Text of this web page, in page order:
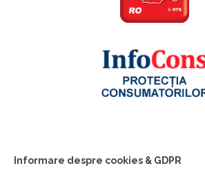
Informare despre cookies & GDPR